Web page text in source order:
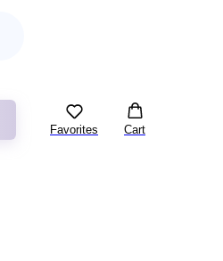
Favorites Cart